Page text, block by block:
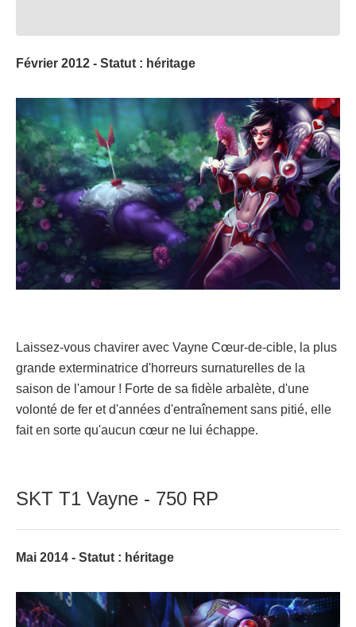
Février 2012 - Statut : héritage
Laissez-vous chavirer avec Vayne Cœur-de-cible, la plus
grande exterminatrice d'horreurs surnaturelles de la
saison de l'amour ! Forte de sa fidèle arbalète, d'une
volonté de fer et d'années d'entraînement sans pitié, elle
fait en sorte qu'aucun cœur ne lui échappe.
SKT T1 Vayne - 750 RP
Mai 2014 - Statut : héritage